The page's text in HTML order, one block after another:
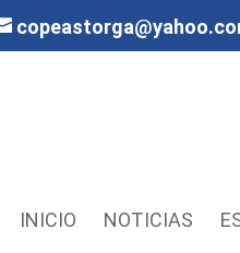
INICIO NOTICIAS